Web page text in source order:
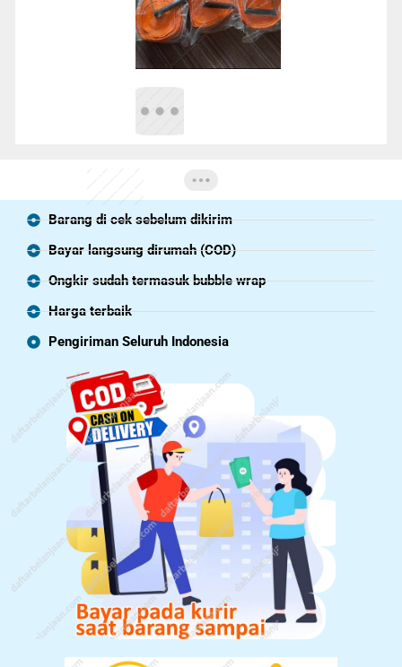
Barang di cek sebelum dikirim
Bayar langsung dirumah (COD)
Ongkir sudah termasuk bubble wrap
Harga terbaik
Pengiriman Seluruh Indonesia